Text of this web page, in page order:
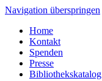
Navigation überspringen
Home
Kontakt
Spenden
Presse
Bibliothekskatalog